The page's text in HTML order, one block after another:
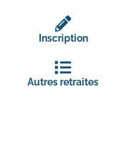
Inscription
Autres retraites